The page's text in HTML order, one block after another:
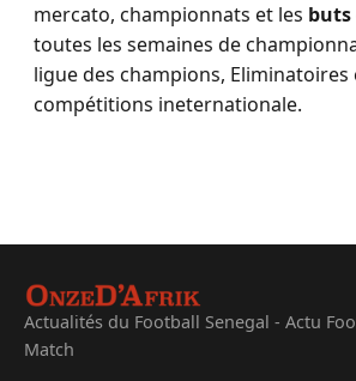
mercato, championnats et les buts
toutes les semaines de
ligue des champions, Eliminatoires
compétitions ineternationale.
Actualités du Football Senegal - Actu
Match